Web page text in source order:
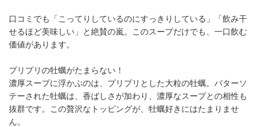
口コミでも「こってりしているのにすっきりしている」「飲み干
せるほど美味しい」と絶賛の嵐。このスープだけでも、一口飲む
価値があります。
プリプリの牡蠣がたまらない！
濃厚スープに浮かぶのは、プリプリとした大粒の牡蠣。バターソ
テーされた牡蠣は、香ばしさが加わり、濃厚なスープとの相性も
抜群です。この贅沢なトッピングが、牡蠣好きにはたまりませ
ん。